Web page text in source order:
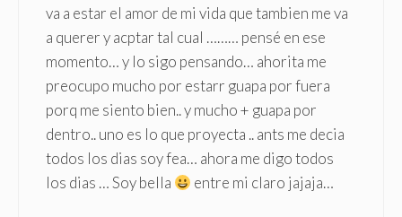
va a estar el amor de mi vida que tambien me va
a querer y acptar tal cual ……… pensé en ese
momento… y lo sigo pensando… ahorita me
preocupo mucho por estarr guapa por fuera
porq me siento bien.. y mucho + guapa por
dentro.. uno es lo que proyecta .. ants me decia
todos los dias soy fea… ahora me digo todos
los dias … Soy bella
entre mi claro jajaja…